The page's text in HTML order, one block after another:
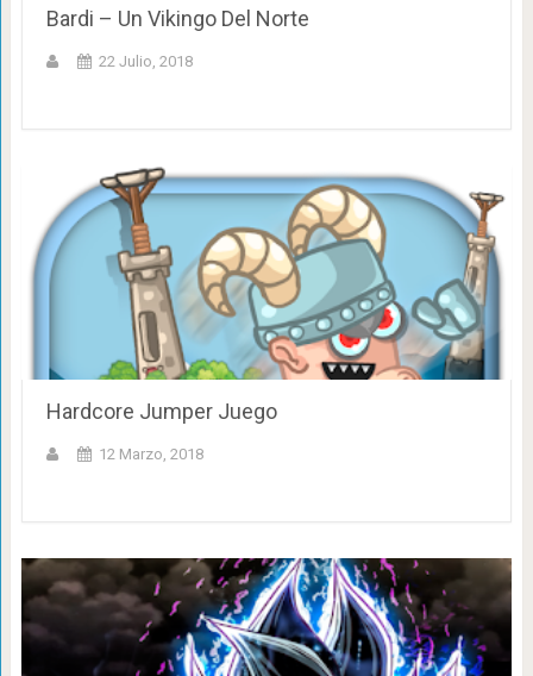
Bardi – Un Vikingo Del Norte
22 Julio, 2018
Hardcore Jumper Juego
12 Marzo, 2018